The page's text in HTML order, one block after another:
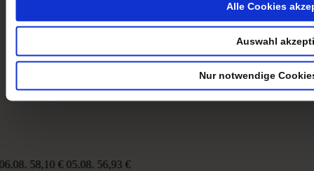
Alle Cookies
Auswahl
Nur notwendige
58,10 € 05.08. 56,93 €